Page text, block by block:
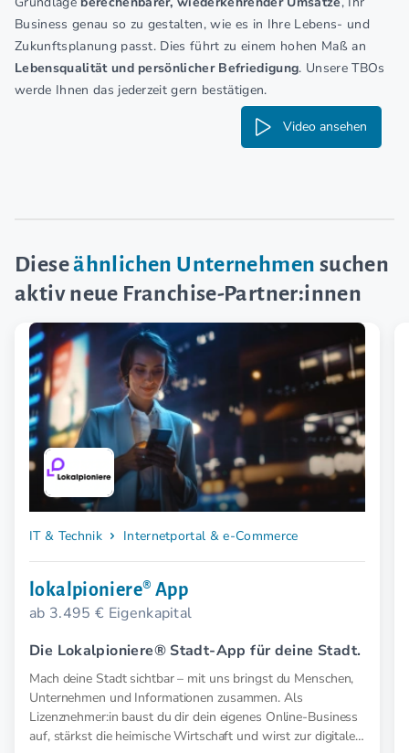
Business genau so zu gestalten, wie es in Ihre Lebens- und
Zukunftsplanung passt. Dies führt zu einem hohen Maß an
Lebensqualität und persönlicher Befriedigung. Unsere TBOs
werde Ihnen das jederzeit gern bestätigen.
Video ansehen
Dieseähnlichen Unternehmen suchen
aktiv neue Franchise-Partner:innen
IT & Technik Internetportal & e-Commerce
lokalpioniere® App
ab 3.495 € Eigenkapital
Die Lokalpioniere® Stadt-App für deine Stadt.
Mach deine Stadt sichtbar – mit uns bringst du Menschen,
Unternehmen und Informationen zusammen. Als
Lizenznehmer:in baust du dir dein eigenes Online-Business
auf, stärkst die heimische Wirtschaft und wirst zur digitalen